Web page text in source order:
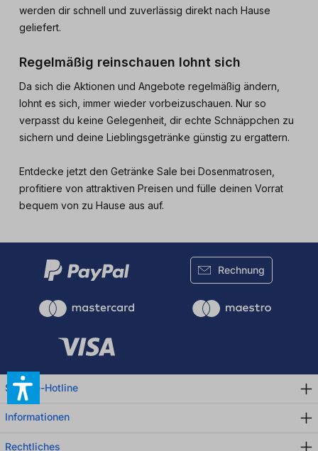
werden dir schnell und zuverlässig direkt nach Hause
geliefert.
Regelmäßig reinschauen lohnt sich
Da sich die Aktionen und Angebote regelmäßig ändern,
lohnt es sich, immer wieder vorbeizuschauen. Nur so
verpasst du keine Gelegenheit, dir echte Schnäppchen zu
sichern und deine Lieblingsgetränke günstig zu ergattern.
Entdecke jetzt den Getränke Sale bei Dosenmatrosen,
profitiere von attraktiven Preisen und fülle deinen Vorrat
bequem von zu Hause aus auf.
Rechnung
Service-Hotline
Informationen
Rechtliches